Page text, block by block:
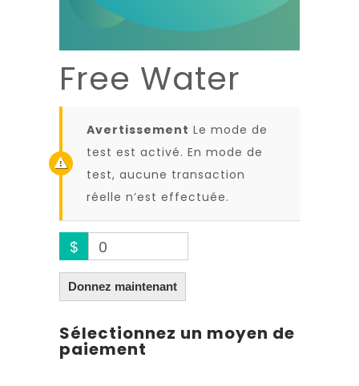
Free Water
Avertissement Le mode de
test est activé. En mode de
test, aucune transaction
réelle n’est effectuée.
$ 0
Donnez maintenant
Sélectionnez un moyen de
paiement